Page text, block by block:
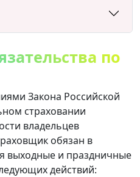
по
Закона Российской
страховании
владельцев
обязан в
выходные и праздничные
действий: